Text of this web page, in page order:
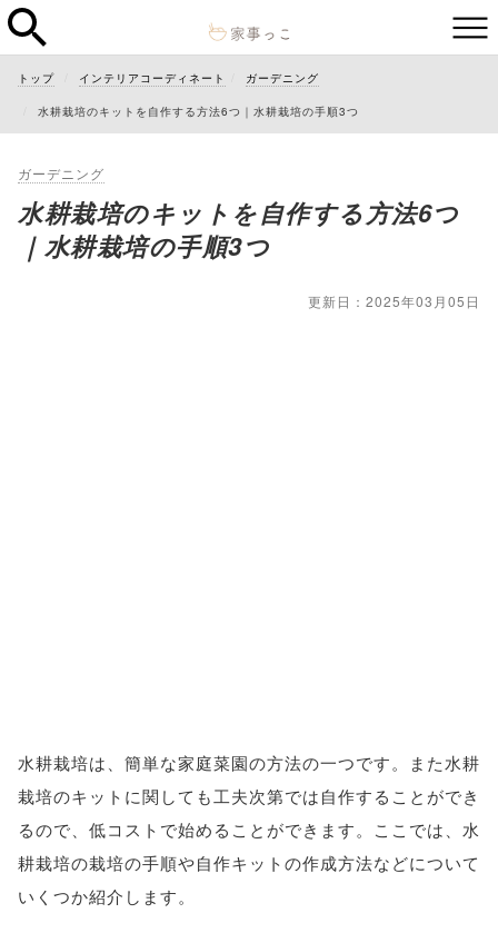
トップ インテリアコーディネート ガーデニング
水耕栽培のキットを自作する方法6つ｜水耕栽培の手順3つ
ガーデニング
水耕栽培のキットを自作する方法6つ
｜水耕栽培の手順3つ
更新日：2025年03月05日
水耕栽培は、簡単な家庭菜園の方法の一つです。また水耕
栽培のキットに関しても工夫次第では自作することができ
るので、低コストで始めることができます。ここでは、水
耕栽培の栽培の手順や自作キットの作成方法などについて
いくつか紹介します。